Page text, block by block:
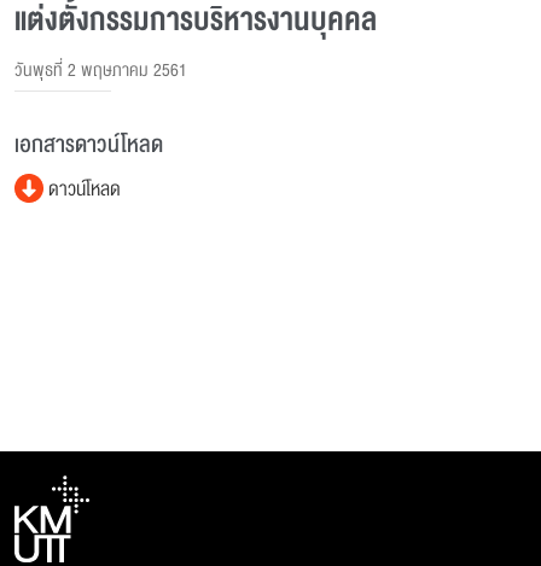
แต่งตั้งกรรมการบริหารงานบุคคล
วันพุธที่ 2 พฤษภาคม 2561
เอกสารดาวน์โหลด
ดาวน์โหลด